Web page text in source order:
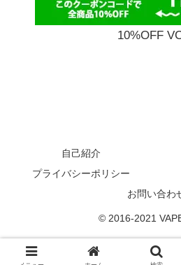
10%OFF
自己紹介
プライバシーポリシー
お問い合わ
© 2016-2021